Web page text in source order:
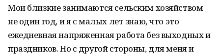
Мои близкие занимаются сельским хозяйством
не один год, и я с малых лет знаю, что это
ежедневная напряженная работа без выходных и
праздников. Но с другой стороны, для меня и